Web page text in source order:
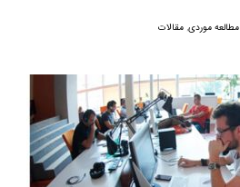
مطالعه موردی,مقالات